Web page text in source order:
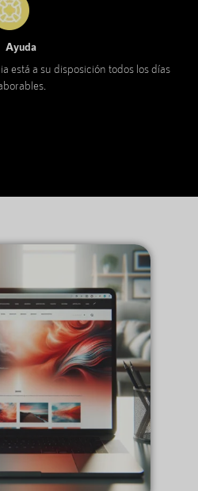
Ayuda
está a su disposición todos los días